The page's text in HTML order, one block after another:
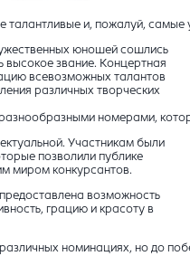
и, пожалуй, самые
юношей сошлись
высокое звание. Концертная
всевозможных талантов
различных творческих
номерами,
Участникам были
позволили публике
миром конкурсантов.
возможность
грацию и красоту в
номинациях, но до